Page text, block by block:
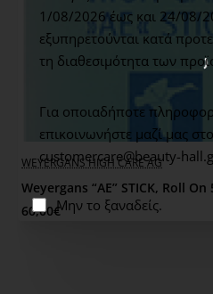
1/08/2026 έως και 24/08/
εξυπηρετούνται κατά
τη διαθεσιμότητα των
Για οποιαδήποτε
επικοινωνήστε μαζί μας
customercare@beauty-
Μην το ξαναδείς.
ΑΝΤΕΝΔΕΙΞΕΙΣ: Προβλήματα
WEYERGANS HIGH CARE AG
Weyergans “AE” STICK, Roll On
60,00€